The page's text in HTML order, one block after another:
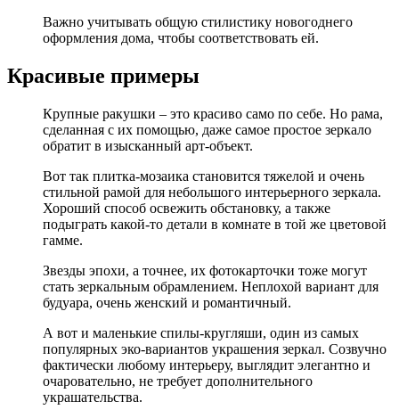
Важно учитывать общую стилистику новогоднего
оформления дома, чтобы соответствовать ей.
Красивые примеры
Крупные ракушки – это красиво само по себе. Но рама,
сделанная с их помощью, даже самое простое зеркало
обратит в изысканный арт-объект.
Вот так плитка-мозаика становится тяжелой и очень
стильной рамой для небольшого интерьерного зеркала.
Хороший способ освежить обстановку, а также
подыграть какой-то детали в комнате в той же цветовой
гамме.
Звезды эпохи, а точнее, их фотокарточки тоже могут
стать зеркальным обрамлением. Неплохой вариант для
будуара, очень женский и романтичный.
А вот и маленькие спилы-кругляши, один из самых
популярных эко-вариантов украшения зеркал. Созвучно
фактически любому интерьеру, выглядит элегантно и
очаровательно, не требует дополнительного
украшательства.